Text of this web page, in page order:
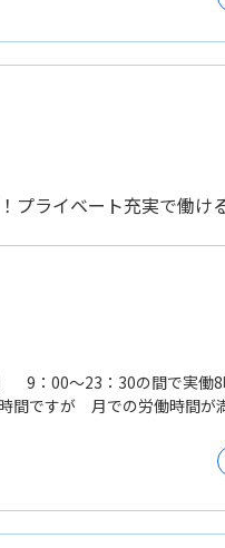
プライベート充実で働け
9：00〜23：30の間で実働
間ですが 月での労働時間が
※2月／月160時間・それ